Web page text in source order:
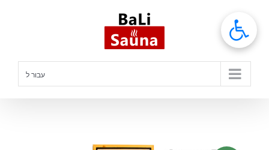
עבור ל